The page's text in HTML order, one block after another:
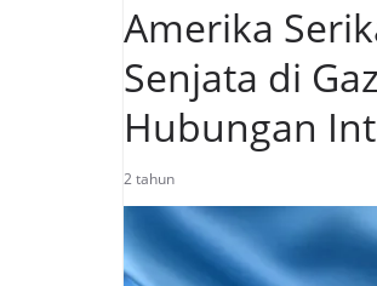
Amerika
Senjata di
Hubungan
2 tahun